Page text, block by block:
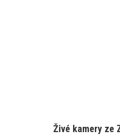
Živé kamery ze